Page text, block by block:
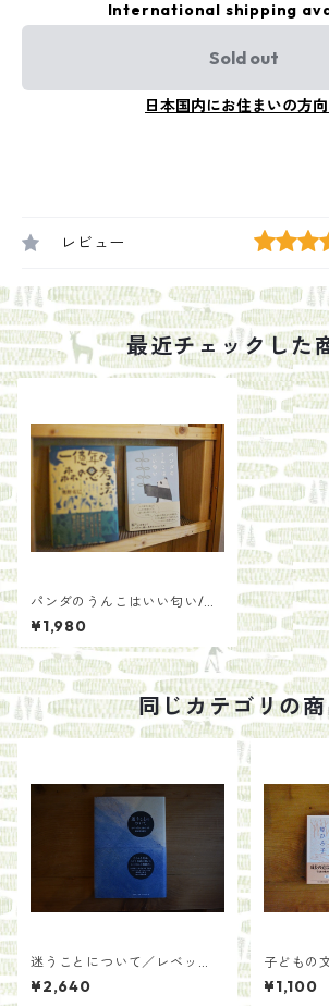
International shipping
Sold out
日本国内にお住まいの方
レビュー
最近チェックした
パンダのうんこはいい匂い/藤
岡みなみ
¥1,980
同じカテゴリの
迷うことについて／レベッ
カ・ソルニット 翻訳 東辻賢
治郎
¥2,640
子どもの
¥1,100